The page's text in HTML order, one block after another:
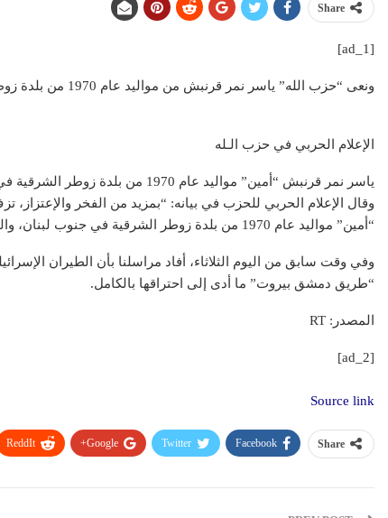
Share
[ad_1]
ونعى “حزب الله” ياسر نمر قرنبش من مواليد عام 1970 من بلدة زوطر الشرقية في جنوب لبنان.
الإعلام الحربي في حزب الـله
ياسر نمر قرنبش “أمين” مواليد عام 1970 من بلدة زوطر الشرقية في جنوب لبنان، والذي ارتقى شهيداً على طريق القدس
وقال الإعلام الحربي للحزب في بيانه: “بمزيد من الفخر والإعتزاز،
“أمين” مواليد عام 1970 من بلدة زوطر الشرقية في جنوب لبنان، والذي ارتقى شهيداً على طريق القدس”.
وفي وقت سابق من اليوم الثلاثاء، أفاد مراسلنا بأن الطيران
“طريق دمشق بيروت” ما أدى إلى احتراقها بالكامل.
المصدر: RT
[ad_2]
Source link
Share
Facebook
Twitter
Google+
ReddIt